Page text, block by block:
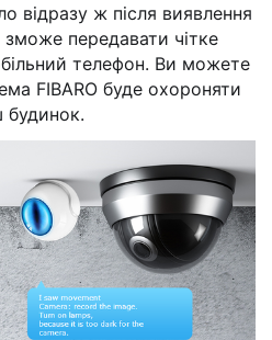
відразу ж після виявлення
передавати чітке
телефон. Ви можете
FIBARO буде охороняти
будинок.